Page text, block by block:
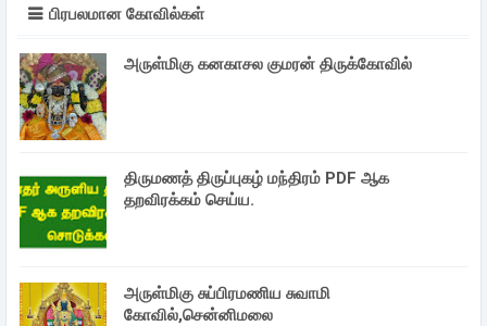
பிரபலமான கோவில்கள்
அருள்மிகு கனகாசல குமரன் திருக்கோவில்
திருமணத் திருப்புகழ் மந்திரம் PDF ஆக
தறவிரக்கம் செய்ய.
அருள்மிகு சுப்பிரமணிய சுவாமி
கோவில்,சென்னிமலை